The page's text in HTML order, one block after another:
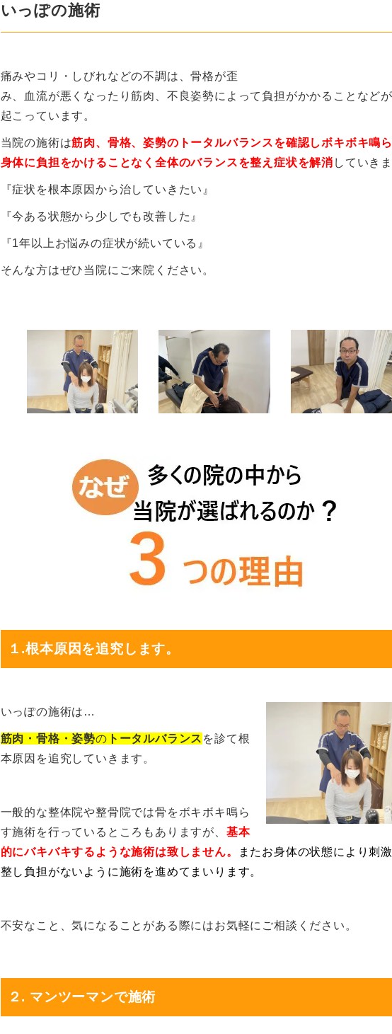
いっぽの施術
痛みやコリ・しびれなどの不調は、骨格が歪
み、血流が悪くなったり筋肉、不良姿勢によって負担がかかることなど
起こっています。
当院の施術は筋肉、骨格、姿勢のトータルバランスを確認しボキボキ鳴ら
身体に負担をかけることなく全体のバランスを整え症状を解消 していきま
『症状を根本原因から治していきたい』
『今ある状態から少しでも改善した』
『1年以上お悩みの症状が続いている』
そんな方はぜひ当院にご来院ください。
１.根本原因を追究します。
いっぽの施術は…
筋肉・骨格・姿勢の トータルバランス を診て根
本原因を追究していきます。
一般的な整体院や整骨院では骨をボキボキ鳴ら
す施術を行っているところもありますが、 基本
的にバキバキするような施術は致しません。
またお身体の状態により刺
整し負担がないように施術を進めてまいります。
不安なこと、気になることがある際にはお気軽にご相談ください。
２. マンツーマンで施術